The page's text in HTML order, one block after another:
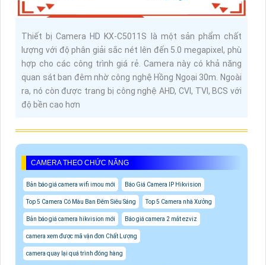
Thiết bị Camera HD KX-C5011S là một sản phẩm chất
lượng với độ phân giải sắc nét lên đến 5.0 megapixel, phù
hợp cho các công trình giá rẻ. Camera này có khả năng
quan sát ban đêm nhờ công nghệ Hồng Ngoại 30m. Ngoài
ra, nó còn được trang bị công nghệ AHD, CVI, TVI, BCS với
độ bền cao hơn
CAMERA THEO CHỨC NĂNG
Bản báo giá camera wifi imou mới Báo Giá Camera IP Hikvision
Top 5 Camera Có Màu Ban Đêm Siêu Sáng Top 5 Camera nhà Xưởng
Bản báo giá camera hikvision mới Báo giá camera 2 mắt ezviz
camera xem được mã vận đơn Chất Lượng
camera quay lại quá trình đóng hàng